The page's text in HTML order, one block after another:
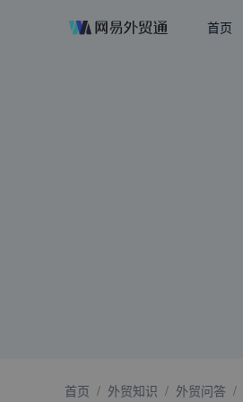
首页
首页 / 外贸知识 / 外贸问答 /